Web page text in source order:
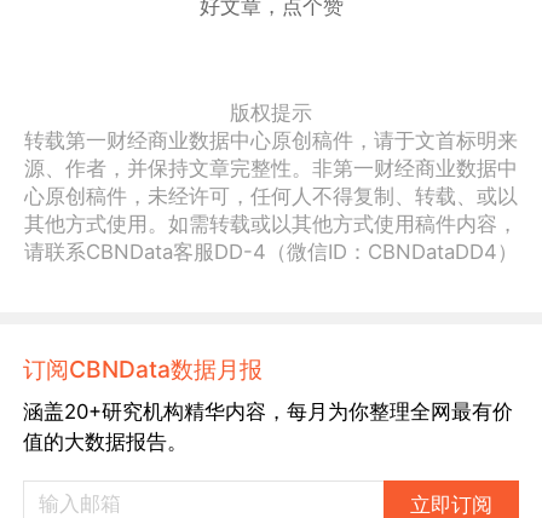
好文章，点个赞
版权提示
转载第一财经商业数据中心原创稿件，请于文首标明来
源、作者，并保持文章完整性。非第一财经商业数据中
心原创稿件，未经许可，任何人不得复制、转载、或以
其他方式使用。如需转载或以其他方式使用稿件内容，
请联系CBNData客服DD-4（微信ID：CBNDataDD4）
订阅CBNData数据月报
涵盖20+研究机构精华内容，每月为你整理全网最有价
值的大数据报告。
立即订阅